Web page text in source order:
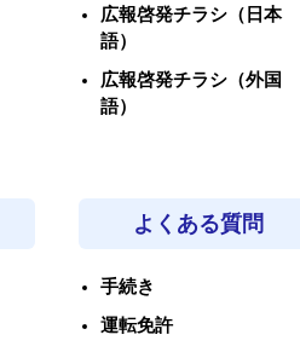
広報啓発チラシ（日本
語）
広報啓発チラシ（外国
語）
よくある質問
手続き
運転免許